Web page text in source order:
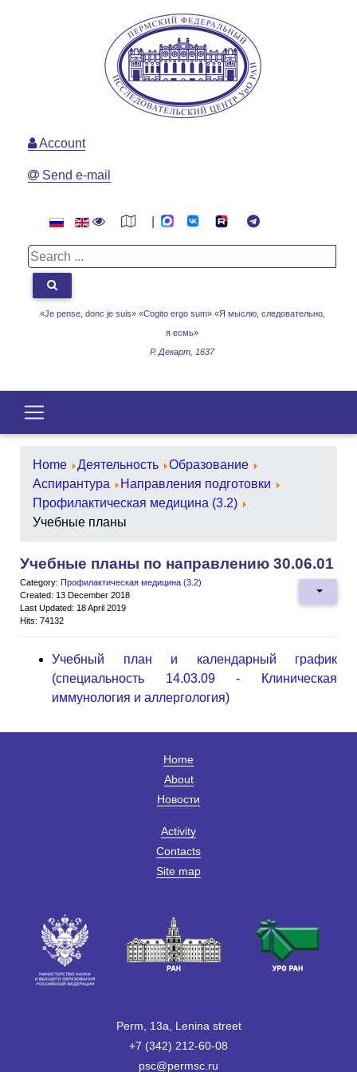
«Je pense, donc je suis» «Cogito ergo sum» «Я мыслю, следовательно,
я есмь»
Р. Декарт, 1637
Account
Send e-mail
Home Деятельность
Образование
Аспирантура
Направления подготовки
Профилактическая медицина (3.2)
Учебные планы
Учебные планы по направлению 30.06.01
Category: Профилактическая медицина (3.2)
Created: 13 December 2018
Last Updated: 18 April 2019
Hits: 74132
Учебный план и календарный график
(специальность 14.03.09 - Клиническая
иммунология и аллергология)
Home
About
Новости
Activity
Contacts
Site map
Perm, 13a, Lenina street
+7 (342) 212-60-08
psc@permsc.ru